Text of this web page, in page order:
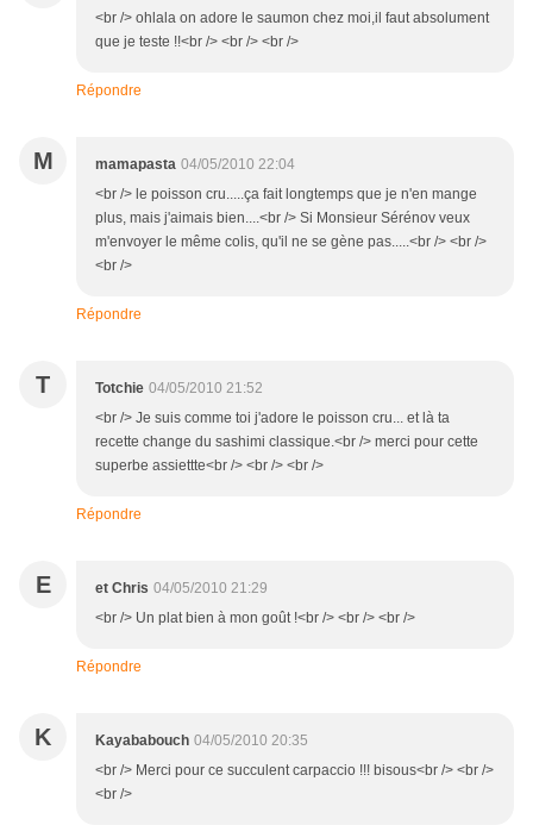
<br /> ohlala on adore le saumon chez moi,il faut absolument
que je teste !!<br /> <br /> <br />
Répondre
M mamapasta 04/05/2010 22:04
<br /> le poisson cru.....ça fait longtemps que je n'en mange
plus, mais j'aimais bien....<br /> Si Monsieur Sérénov veux
m'envoyer le même colis, qu'il ne se gène pas.....<br /> <br />
<br />
Répondre
T Totchie 04/05/2010 21:52
<br /> Je suis comme toi j'adore le poisson cru... et là ta
recette change du sashimi classique.<br /> merci pour cette
superbe assiettte<br /> <br /> <br />
Répondre
E et Chris 04/05/2010 21:29
<br /> Un plat bien à mon goût !<br /> <br /> <br />
Répondre
K Kayababouch 04/05/2010 20:35
<br /> Merci pour ce succulent carpaccio !!! bisous<br /> <br />
<br />